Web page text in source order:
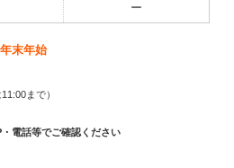
ー
末年始
まで）
電話等でご確認ください